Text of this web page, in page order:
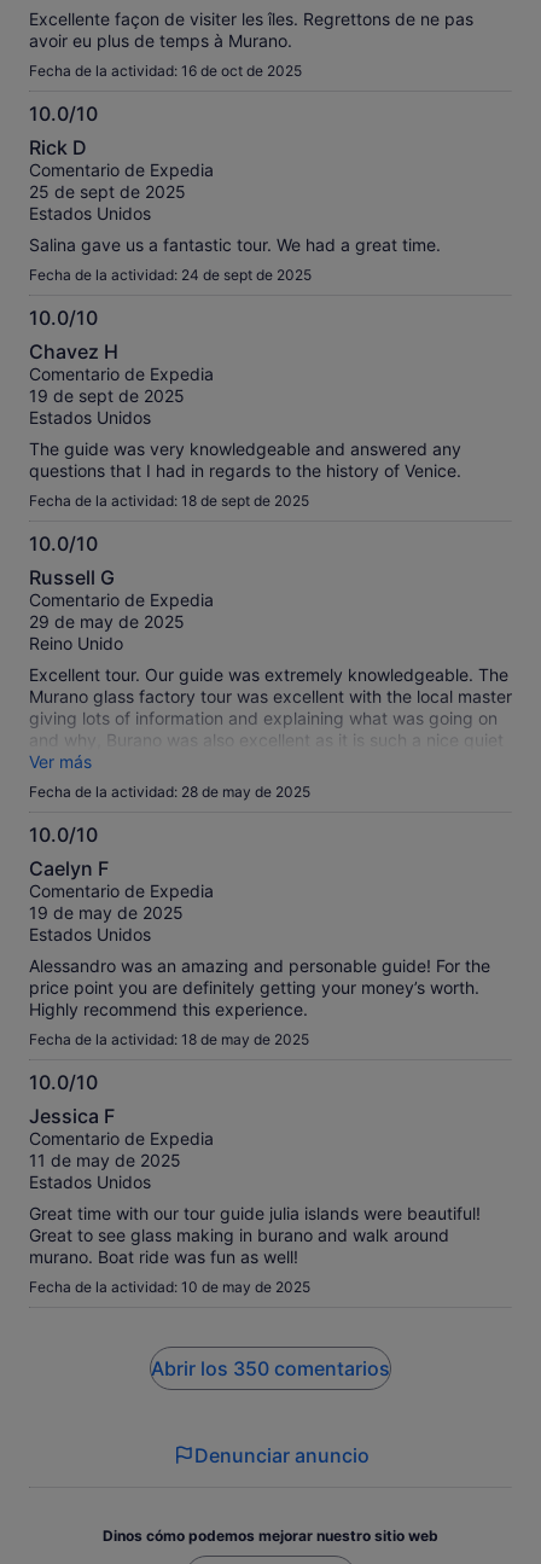
Excellente façon de visiter les îles. Regrettons de ne pas
avoir eu plus de temps à Murano.
Fecha de la actividad: 16 de oct de 2025
10.0/10
10.0
sobre
10
Rick D
Comentario de Expedia
25 de sept de 2025
Estados Unidos
Salina gave us a fantastic tour. We had a great time.
Fecha de la actividad: 24 de sept de 2025
10.0/10
10.0
sobre
10
Chavez H
Comentario de Expedia
19 de sept de 2025
Estados Unidos
The guide was very knowledgeable and answered any
questions that I had in regards to the history of Venice.
Fecha de la actividad: 18 de sept de 2025
10.0/10
10.0
sobre
10
Russell G
Comentario de Expedia
29 de may de 2025
Reino Unido
Excellent tour. Our guide was extremely knowledgeable. The
Murano glass factory tour was excellent with the local master
giving lots of information and explaining what was going on
and why, Burano was also excellent as it is such a nice quiet
pretty place.
Ver más
Fecha de la actividad: 28 de may de 2025
10.0/10
10.0
sobre
10
Caelyn F
Comentario de Expedia
19 de may de 2025
Estados Unidos
Alessandro was an amazing and personable guide! For the
price point you are definitely getting your money’s worth.
Highly recommend this experience.
Fecha de la actividad: 18 de may de 2025
10.0/10
10.0
sobre
10
Jessica F
Comentario de Expedia
11 de may de 2025
Estados Unidos
Great time with our tour guide julia islands were beautiful!
Great to see glass making in burano and walk around
murano. Boat ride was fun as well!
Fecha de la actividad: 10 de may de 2025
Abrir los 350 comentarios
Denunciar anuncio
Dinos cómo podemos mejorar nuestro sitio web